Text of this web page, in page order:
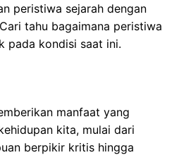
peristiwa sejarah dengan
tahu bagaimana peristiwa
pada kondisi saat ini.
manfaat yang
kita, mulai dari
berpikir kritis hingga